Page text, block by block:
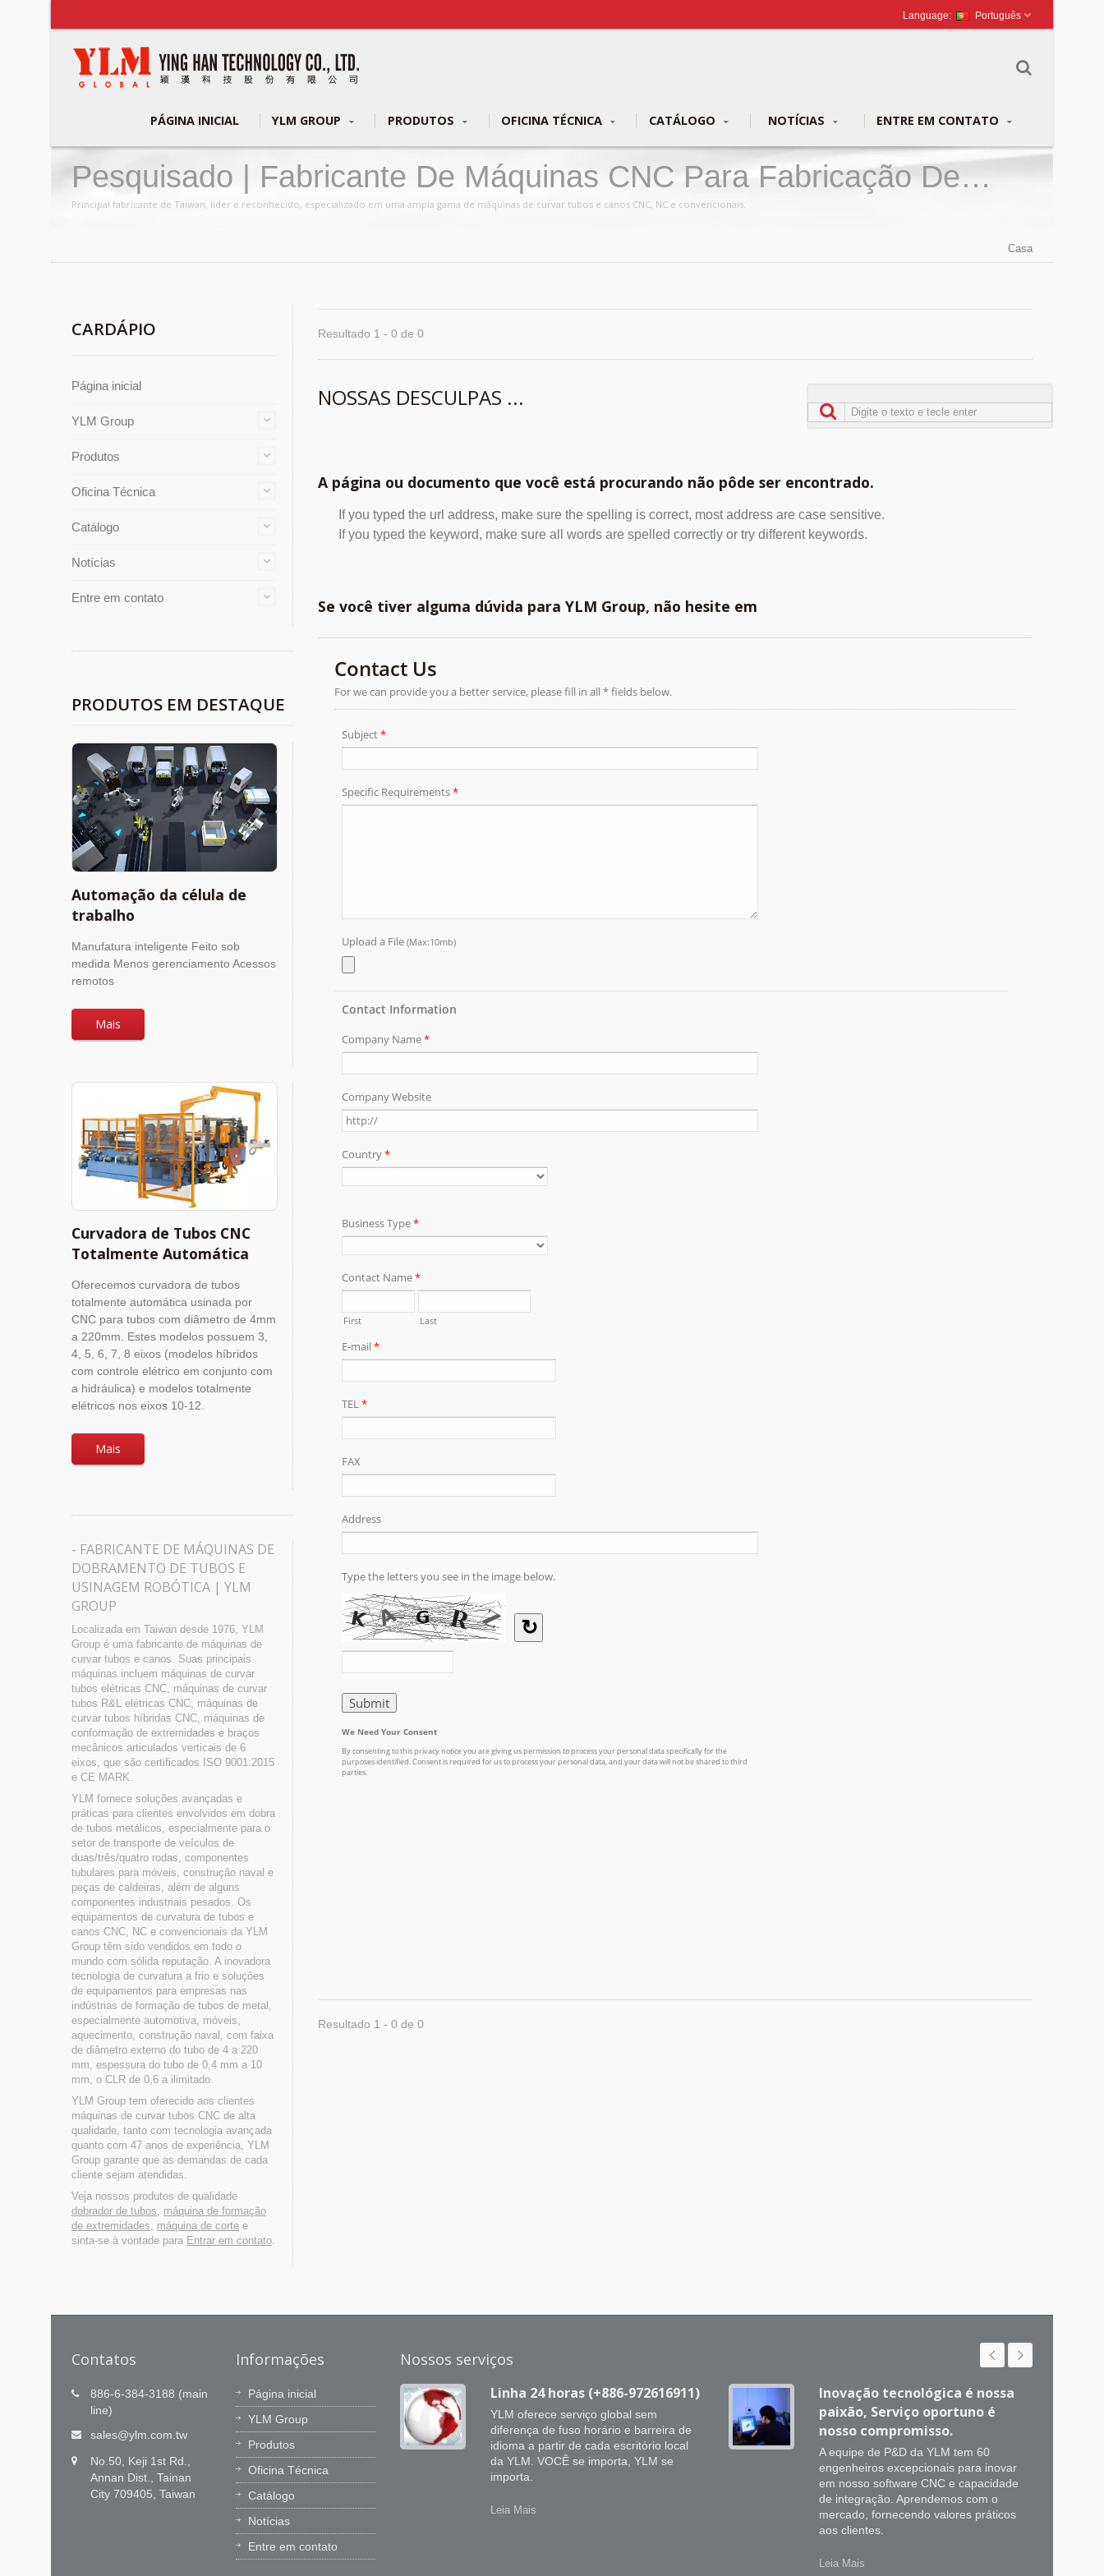
Português
PÁGINA INICIAL YLM GROUP PRODUTOS OFICINA TÉCNICA CATÁLOGO NOTÍCIAS ENTRE EM CONTATO
Pesquisado | Fabricante De Máquinas CNC Para Fabricação De
Tubos E Canos Metálicos | YLM Group
Principal fabricante de Taiwan, líder e reconhecido, especializado em uma ampla gama de máquinas de curvar tubos e canos CNC, NC e convencionais.
Casa
CARDÁPIO
Página inicial
YLM Group
Produtos
Oficina Técnica
Catálogo
Notícias
Entre em contato
PRODUTOS EM DESTAQUE
Automação da célula de
trabalho
Manufatura inteligente Feito sob
medida Menos gerenciamento Acessos
remotos
Mais
Curvadora de Tubos CNC
Totalmente Automática
Oferecemos curvadora de tubos
totalmente automática usinada por
CNC para tubos com diâmetro de 4mm
a 220mm. Estes modelos possuem 3,
4, 5, 6, 7, 8 eixos (modelos híbridos
com controle elétrico em conjunto com
a hidráulica) e modelos totalmente
elétricos nos eixos 10-12.
Mais
- FABRICANTE DE MÁQUINAS DE
DOBRAMENTO DE TUBOS E
USINAGEM ROBÓTICA | YLM
GROUP
Localizada em Taiwan desde 1976, YLM
Group é uma fabricante de máquinas de
curvar tubos e canos. Suas principais
máquinas incluem máquinas de curvar
tubos elétricas CNC, máquinas de curvar
tubos R&L elétricas CNC, máquinas de
curvar tubos híbridas CNC, máquinas de
conformação de extremidades e braços
mecânicos articulados verticais de 6
eixos, que são certificados ISO 9001:2015
e CE MARK.
YLM fornece soluções avançadas e
práticas para clientes envolvidos em dobra
de tubos metálicos, especialmente para o
setor de transporte de veículos de
duas/três/quatro rodas, componentes
tubulares para móveis, construção naval e
peças de caldeiras, além de alguns
componentes industriais pesados. Os
equipamentos de curvatura de tubos e
canos CNC, NC e convencionais da YLM
Group têm sido vendidos em todo o
mundo com sólida reputação. A inovadora
tecnologia de curvatura a frio e soluções
de equipamentos para empresas nas
indústrias de formação de tubos de metal,
especialmente automotiva, móveis,
aquecimento, construção naval, com faixa
de diâmetro externo do tubo de 4 a 220
mm, espessura do tubo de 0,4 mm a 10
mm, o CLR de 0,6 a ilimitado.
YLM Group tem oferecido aos clientes
máquinas de curvar tubos CNC de alta
qualidade, tanto com tecnologia avançada
quanto com 47 anos de experiência, YLM
Group garante que as demandas de cada
cliente sejam atendidas.
Veja nossos produtos de qualidade
dobrador de tubos, máquina de formação
de extremidades, máquina de corte e
sinta-se à vontade para Entrar em contato.
Resultado 1 - 0 de 0
NOSSAS DESCULPAS ...
A página ou documento que você está procurando não pôde ser encontrado.
If you typed the url address, make sure the spelling is correct, most address are case sensitive.
If you typed the keyword, make sure all words are spelled correctly or try different keywords.
Se você tiver alguma dúvida para YLM Group, não hesite em
Resultado 1 - 0 de 0
Contatos
886-6-384-3188 (main
line)
sales@ylm.com.tw
No.50, Keji 1st Rd.,
Annan Dist., Tainan
City 709405, Taiwan
Informações
Página inicial
YLM Group
Produtos
Oficina Técnica
Catálogo
Notícias
Entre em contato
Nossos serviços
Inovação tecnológica é nossa
paixão, Serviço oportuno é
nosso compromisso.
A equipe de P&D da YLM tem 60
engenheiros excepcionais para inovar
em nosso software CNC e capacidade
de integração. Aprendemos com o
mercado, fornecendo valores práticos
Linha 24 horas (+886-972616911)
YLM oferece serviço global sem
diferença de fuso horário e barreira de
idioma a partir de cada escritório local
da YLM. VOCÊ se importa, YLM se
importa.
Leia Mais
Inovação tecnológica é nossa
paixão, Serviço oportuno é
nosso compromisso.
A equipe de P&D da YLM tem 60
engenheiros excepcionais para inovar
em nosso software CNC e capacidade
de integração. Aprendemos com o
mercado, fornecendo valores práticos
aos clientes.
Leia Mais